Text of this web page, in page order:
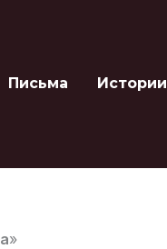
Письма Истории
»